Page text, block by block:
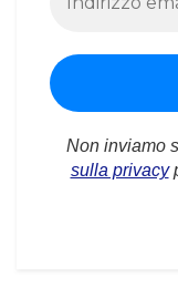
Non inviamo
sulla privacy